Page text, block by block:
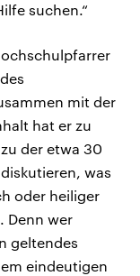
suchen.“
mit der
hat er zu
der etwa 30
was
oder heiliger
Denn wer
geltendes
eindeutigen